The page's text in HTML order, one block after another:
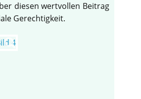
diesen wertvollen Beitrag
Gerechtigkeit.